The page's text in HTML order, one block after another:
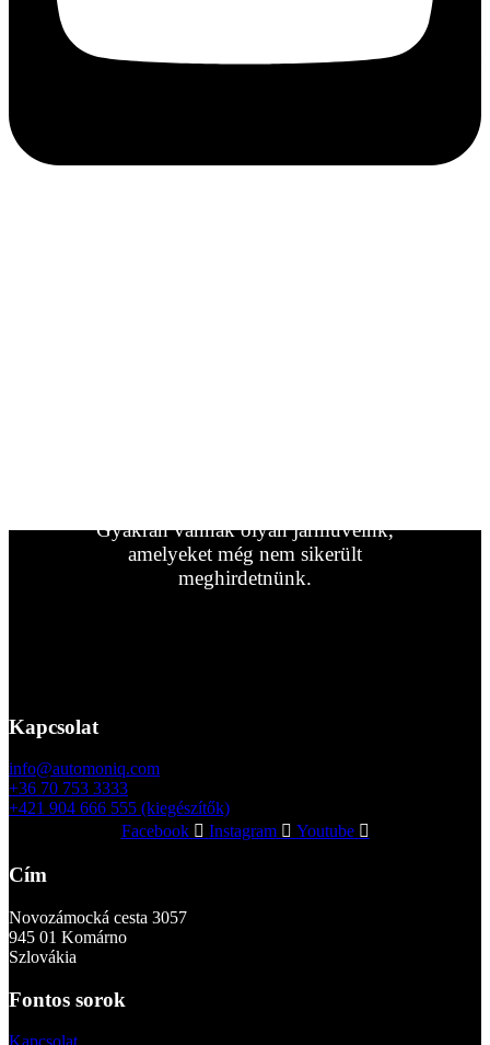
Gyakran vannak olyan járműveink,
amelyeket még nem sikerült
meghirdetnünk.
Kapcsolat
info@automoniq.com
+36 70 753 3333
+421 904 666 555 (kiegészítők)
Facebook
Instagram Youtube
Cím
Novozámocká cesta 3057
945 01 Komárno
Szlovákia
Fontos sorok